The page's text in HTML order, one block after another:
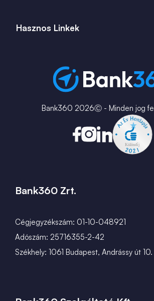
bank360.hu
Hasznos Linkek
Bérkalkulátor
MNB Alkalmazások
Bank360 2026Ⓒ - Minden jog
Bank360 Zrt.
Cégjegyzékszám: 01-10-048921
Adószám: 25716355-2-42
Székhely: 1061 Budapest, Andrássy út 10.